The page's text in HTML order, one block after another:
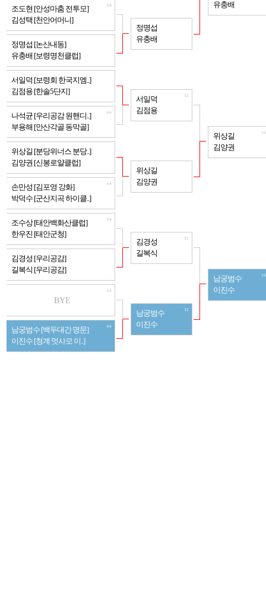
조도현 [안성마춤 전투모]
김성택 [천안어머니]
64
정명섭 [논산내동]
유충배 [보령명천클럽]
서일덕 [보령회 한국지엠..]
김점용 [한솔5단지]
나석균 [우리공감 원핸디..]
부용해 [안산각골 동막골]
64
위상길 [분당위너스 분당..]
김양권 [신봉로얄클럽]
손만성 [김포영 강화]
박덕수 [군산지곡 하이클..]
64
조수상 [태안백화산클럽]
한우진 [태안군청]
64
김경성 [우리공감]
길복식 [우리공감]
BYE
64
남궁범수 [백두대간 명문]
이진수 [청계 멋사모 이..]
64
정명섭
유충배
서일덕
김점용
32
위상길
김양권
김경성
길복식
32
남궁범수
이진수
32
유충배
위상길
김양권
16
남궁범수
이진수
16